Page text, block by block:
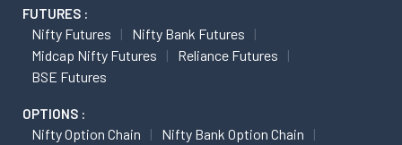
FUTURES :
Nifty Futures
Nifty Bank Futures
Midcap Nifty Futures
Reliance Futures
BSE Futures
OPTIONS :
Nifty Option Chain
Nifty Bank Option Chain